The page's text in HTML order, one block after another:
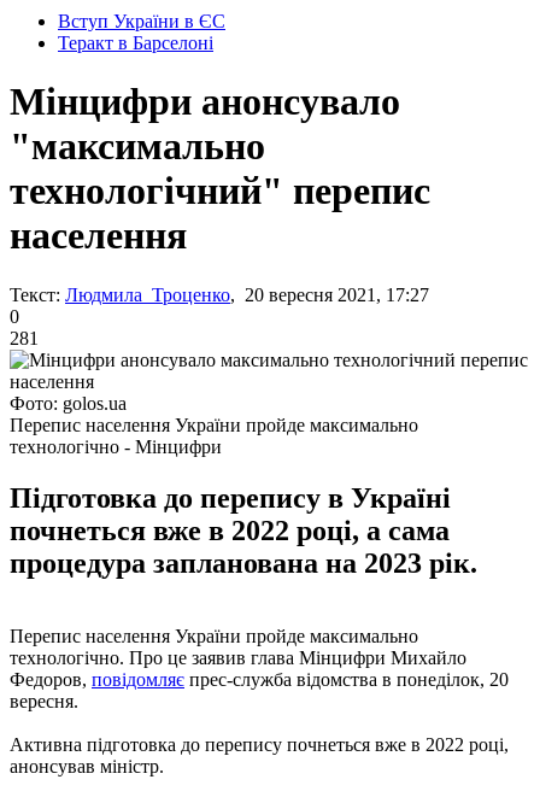
Вступ України в ЄС
Теракт в Барселоні
Мінцифри анонсувало
"максимально
технологічний" перепис
населення
Текст: Людмила Троценко, 20 вересня 2021, 17:27
0
281
Фото: golos.ua
Перепис населення України пройде максимально
технологічно - Мінцифри
Підготовка до перепису в Україні
почнеться вже в 2022 році, а сама
процедура запланована на 2023 рік.
Перепис населення України пройде максимально
технологічно. Про це заявив глава Мінцифри Михайло
Федоров, повідомляє прес-служба відомства в понеділок, 20
вересня.
Активна підготовка до перепису почнеться вже в 2022 році,
анонсував міністр.